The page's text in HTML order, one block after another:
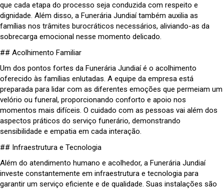
que cada etapa do processo seja conduzida com respeito e
dignidade. Além disso, a Funerária Jundiaí também auxilia as
famílias nos trâmites burocráticos necessários, aliviando-as da
sobrecarga emocional nesse momento delicado.
## Acolhimento Familiar
Um dos pontos fortes da Funerária Jundiaí é o acolhimento
oferecido às famílias enlutadas. A equipe da empresa está
preparada para lidar com as diferentes emoções que permeiam um
velório ou funeral, proporcionando conforto e apoio nos
momentos mais difíceis. O cuidado com as pessoas vai além dos
aspectos práticos do serviço funerário, demonstrando
sensibilidade e empatia em cada interação.
## Infraestrutura e Tecnologia
Além do atendimento humano e acolhedor, a Funerária Jundiaí
investe constantemente em infraestrutura e tecnologia para
garantir um serviço eficiente e de qualidade. Suas instalações são